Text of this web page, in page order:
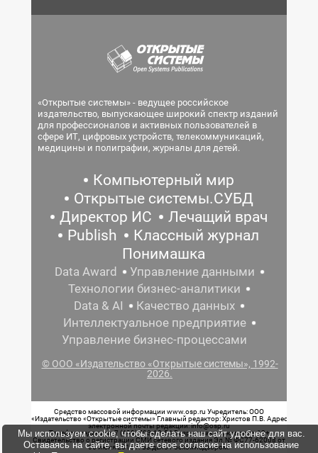
«Открытые системы» - ведущее российское
издательство, выпускающее широкий спектр изданий
для профессионалов и активных пользователей в
сфере ИТ, цифровых устройств, телекоммуникаций,
медицины и полиграфии, журналы для детей.
Компьютерный мир
Открытые системы.СУБД
Директор ИС
Лечащий врач
Publish
Классный журнал
Понимашка
Data Award
Управление данными
Технологии бизнес-аналитики
Data & AI
Качество данных
Интеллектуальное предприятие
Управление бизнес-процессами
© ООО «Издательство «Открытые системы», 1992-
2026.
Средство массовой информации www.osp.ru Учредитель: ООО
«Издательство «Открытые системы» Главный редактор: Христов П.В. Адрес
электронной почты редакции: info@osp.ru
Телефон редакции: 7 (499) 703-18-54 Возрастная маркировка: 12+
Свидетельство о регистрации СМИ сетевого издания Эл.№ ФС77-62008 от
05 июня 2015 г. выдано Роскомнадзором.
Мы используем cookie, чтобы сделать наш сайт удобнее для вас.
Оставаясь на сайте, вы даете свое согласие на использование